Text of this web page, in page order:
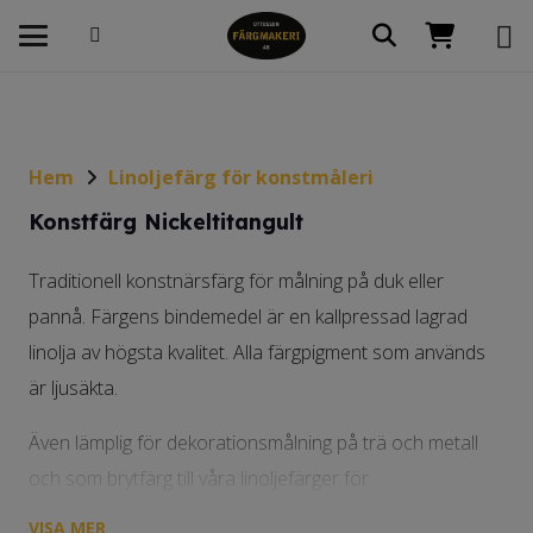
Hem
Linoljefärg för konstmåleri
Konstfärg Nickeltitangult
Traditionell konstnärsfärg för målning på duk eller
pannå. Färgens bindemedel är en kallpressad lagrad
linolja av högsta kvalitet. Alla färgpigment som används
är ljusäkta.
Även lämplig för dekorationsmålning på trä och metall
och som brytfärg till våra linoljefärger för
VISA MER